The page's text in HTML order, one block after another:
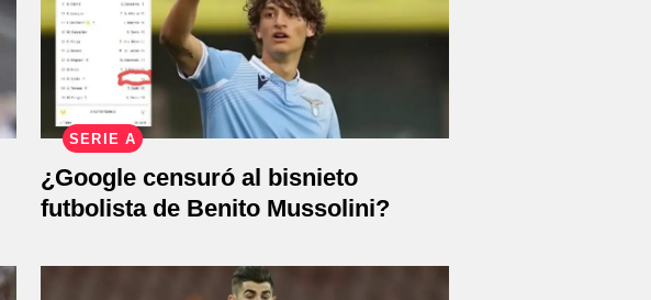
SERIE A
¿Google censuró al bisnieto
futbolista de Benito Mussolini?